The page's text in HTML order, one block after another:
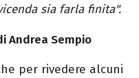
sia farla finita".
Andrea Sempio
per rivedere alcuni